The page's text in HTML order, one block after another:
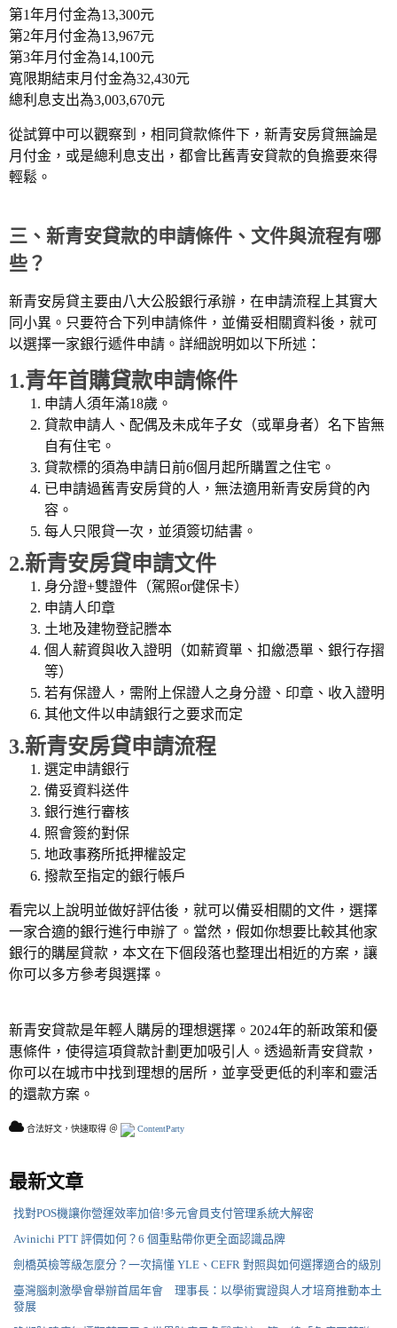
第1年月付金為13,300元
第2年月付金為13,967元
第3年月付金為14,100元
寬限期結束月付金為32,430元
總利息支出為3,003,670元
從試算中可以觀察到，相同貸款條件下，新青安房貸無論是
月付金，或是總利息支出，都會比舊青安貸款的負擔要來得
輕鬆。
三、新青安貸款的申請條件、文件與流程有哪
些？
新青安房貸主要由八大公股銀行承辦，在申請流程上其實大
同小異。只要符合下列申請條件，並備妥相關資料後，就可
以選擇一家銀行遞件申請。詳細說明如以下所述：
1.青年首購貸款申請條件
申請人須年滿18歲。
貸款申請人、配偶及未成年子女（或單身者）名下皆無
自有住宅。
貸款標的須為申請日前6個月起所購置之住宅。
已申請過舊青安房貸的人，無法適用新青安房貸的內
容。
每人只限貸一次，並須簽切結書。
2.新青安房貸申請文件
身分證+雙證件（駕照or健保卡）
申請人印章
土地及建物登記謄本
個人薪資與收入證明（如薪資單、扣繳憑單、銀行存摺
等）
若有保證人，需附上保證人之身分證、印章、收入證明
其他文件以申請銀行之要求而定
3.新青安房貸申請流程
選定申請銀行
備妥資料送件
銀行進行審核
照會簽約對保
地政事務所抵押權設定
撥款至指定的銀行帳戶
看完以上說明並做好評估後，就可以備妥相關的文件，選擇
一家合適的銀行進行申辦了。當然，假如你想要比較其他家
銀行的購屋貸款，本文在下個段落也整理出相近的方案，讓
你可以多方參考與選擇。
新青安貸款是年輕人購房的理想選擇。2024年的新政策和優
惠條件，使得這項貸款計劃更加吸引人。透過新青安貸款，
你可以在城市中找到理想的居所，並享受更低的利率和靈活
的還款方案。
合法好文，快速取得 ＠ ContentParty
最新文章
找對POS機讓你營運效率加倍!多元會員支付管理系統大解密
Avinichi PTT 評價如何？6 個重點帶你更全面認識品牌
劍橋英檢等級怎麼分？一次搞懂 YLE、CEFR 對照與如何選擇適合的級別
臺灣腦刺激學會舉辦首屆年會 理事長：以學術實證與人才培育推動本土
發展